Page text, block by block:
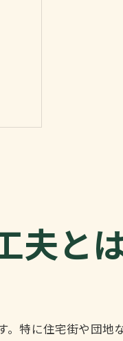
夫と
特に住宅街や団地